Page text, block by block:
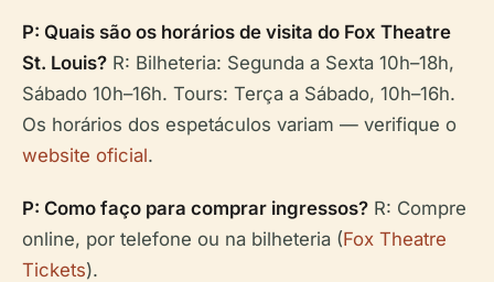
P: Quais são os horários de visita do Fox Theatre
St. Louis? R: Bilheteria: Segunda a Sexta 10h–18h,
Sábado 10h–16h. Tours: Terça a Sábado, 10h–16h.
Os horários dos espetáculos variam — verifique o
website oficial.
P: Como faço para comprar ingressos? R: Compre
online, por telefone ou na bilheteria (Fox Theatre
Tickets).